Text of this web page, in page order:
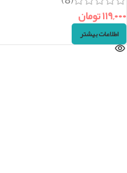
۱۱۹,۰۰۰تومان
اطلاعات بیشتر